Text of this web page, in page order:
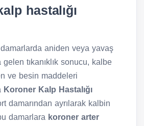
hastalığı
aniden veya yavaş
tıkanıklık sonucu, kalbe
ve besin maddeleri
Koroner Kalp Hastalığı
damarından ayrılarak kalbin
damarlara koroner arter